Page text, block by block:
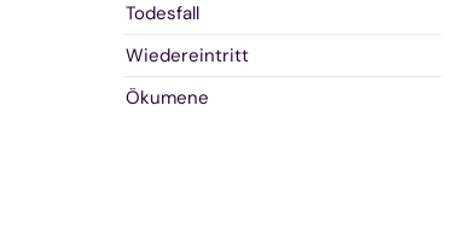
Todesfall
Wiedereintritt
Ökumene